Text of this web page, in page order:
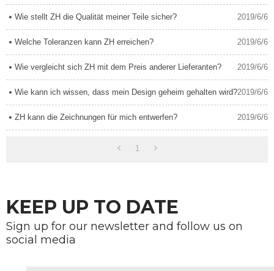
Wie stellt ZH die Qualität meiner Teile sicher? 2019/6/6
Welche Toleranzen kann ZH erreichen? 2019/6/6
Wie vergleicht sich ZH mit dem Preis anderer Lieferanten? 2019/6/6
Wie kann ich wissen, dass mein Design geheim gehalten wird?2019/6/6
ZH kann die Zeichnungen für mich entwerfen? 2019/6/6
1
KEEP UP TO DATE
Sign up for our newsletter and follow us on
social media